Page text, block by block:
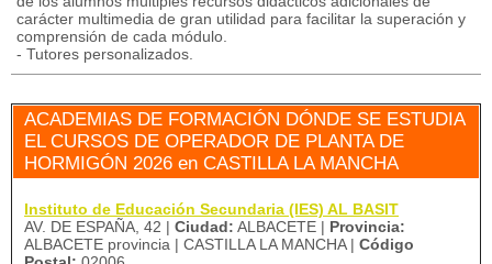
carácter multimedia de gran utilidad para facilitar la superación y
comprensión de cada módulo.
- Tutores personalizados.
ACADEMIAS DE FORMACIÓN DÓNDE SE ESTUDIA
EL CURSOS DE OPERADOR DE PLANTA DE
HORMIGÓN 2026 en CASTILLA LA MANCHA
Instituto de Educación Secundaria (IES) AL BASIT
AV. DE ESPAÑA, 42 | Ciudad: ALBACETE | Provincia:
ALBACETE provincia | CASTILLA LA MANCHA | Código